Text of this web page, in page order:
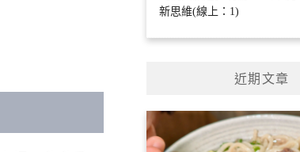
新思維(線上：1)
近期文章